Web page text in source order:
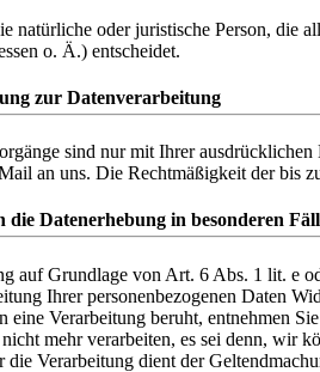
natürliche oder juristische Person, die
o. Ä.) entscheidet.
zur Datenverarbeitung
sind nur mit Ihrer
an uns. Die Rechtmäßigkeit der bis
die Datenerhebung in besonderen
auf Grundlage von Art. 6 Abs. 1 lit. e
Ihrer personenbezogenen Daten
eine Verarbeitung beruht, entnehmen
mehr verarbeiten, es sei denn, wir
die Verarbeitung dient der